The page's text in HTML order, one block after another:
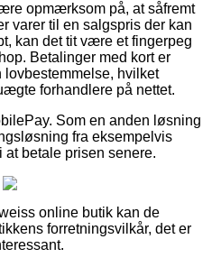
opmærksom på, at såfremt
varer til en salgspris der kan
kan det tit være et fingerpeg
Betalinger med kort er
hvilket
forhandlere på nettet.
Som en anden løsning
fra eksempelvis
betale prisen senere.
online butik kan de
forretningsvilkår, det er